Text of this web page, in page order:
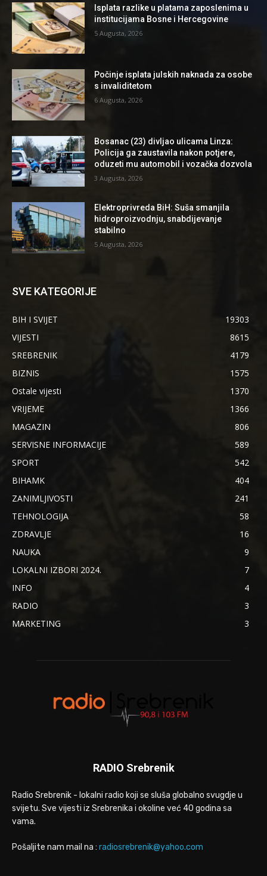
Isplata razlike u platama zaposlenima u
institucijama Bosne i Hercegovine
5 Augusta, 2026
Počinje isplata julskih naknada za osobe
s invaliditetom
6 Augusta, 2026
Bosanac (23) divljao ulicama Linza:
Policija ga zaustavila nakon potjere,
oduzeti mu automobil i vozačka dozvola
3 Augusta, 2026
Elektroprivreda BiH: Suša smanjila
hidroproizvodnju, snabdijevanje
stabilno
5 Augusta, 2026
SVE KATEGORIJE
BIH I SVIJET
19303
VIJESTI
8615
SREBRENIK
4179
BIZNIS
1575
Ostale vijesti
1370
VRIJEME
1366
MAGAZIN
806
SERVISNE INFORMACIJE
589
SPORT
542
BIHAMK
404
ZANIMLJIVOSTI
241
TEHNOLOGIJA
58
ZDRAVLJE
16
NAUKA
9
LOKALNI IZBORI 2024.
7
INFO
4
RADIO
3
MARKETING
3
RADIO Srebrenik
Radio Srebrenik - lokalni radio koji se sluša globalno svugdje u
svijetu. Sve vijesti iz Srebrenika i okoline već 40 godina sa
vama.
Pošaljite nam mail na : radiosrebrenik@yahoo.com